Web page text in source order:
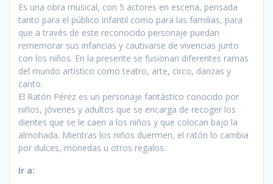
Es una obra musical, con 5 actores en escena, pensada
tanto para el público infantil como para las familias, para
que a través de este reconocido personaje puedan
rememorar sus infancias y cautivarse de vivencias junto
con los niños. En la presente se fusionan diferentes ramas
del mundo artístico como teatro, arte, circo, danzas y
canto.
El Ratón Pérez es un personaje fantástico conocido por
niños, jóvenes y adultos que se encarga de recoger los
dientes que se le caen a los niños y que colocan bajo la
almohada. Mientras los niños duermen, el ratón lo cambia
por dulces, monedas u otros regalos.
Ir a: